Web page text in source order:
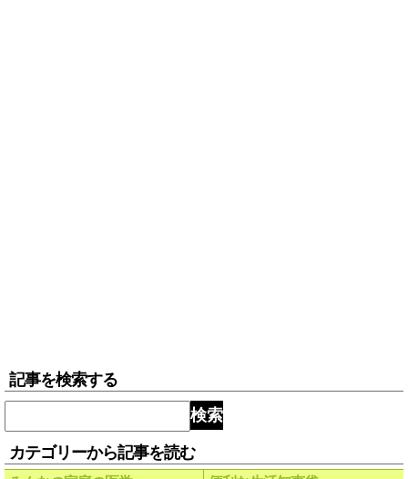
記事を検索する
検索
カテゴリーから記事を読む